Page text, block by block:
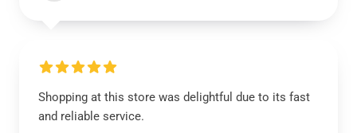
Shopping at this store was delightful due to its fast
and reliable service.